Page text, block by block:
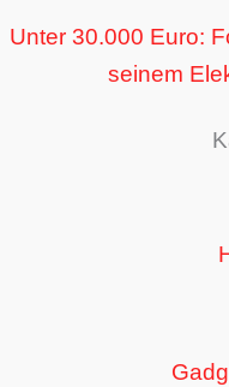
Unter 30.000 Euro:
seinem